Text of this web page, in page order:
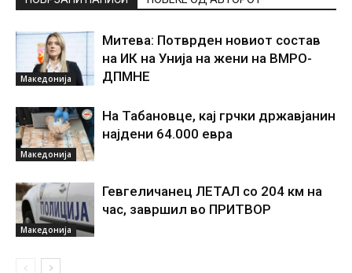
Македонија
Митева: Потврден новиот состав
на ИК на Унија на жени на ВМРО-
ДПМНЕ
Македонија
На Табановце, кај грчки државјанин
најдени 64.000 евра
Македонија
Гевгеличанец ЛЕТАЛ со 204 км на
час, завршил во ПРИТВОР